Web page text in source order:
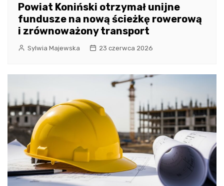
Powiat Koniński otrzymał unijne
fundusze na nową ścieżkę rowerową
i zrównoważony transport
Sylwia Majewska 23 czerwca 2026